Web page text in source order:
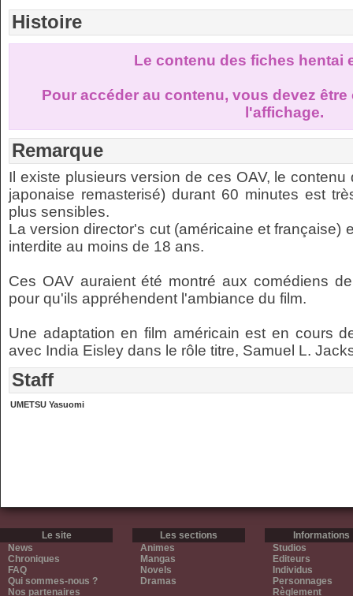
Histoire
Le contenu des fiches hentai
Pour accéder au contenu, vous devez
l'affichage.
Remarque
Il existe plusieurs version de ces OAV, le
japonaise remasterisé) durant 60 minutes est
plus sensibles.
La version director's cut (américaine et française)
interdite au moins de 18 ans.
Ces OAV auraient été montré aux comédiens
pour qu'ils appréhendent l'ambiance du film.
Une adaptation en film américain est en cours
avec India Eisley dans le rôle titre, Samuel L.
Staff
UMETSU Yasuomi
Le site
News
Chroniques
FAQ
Qui sommes-nous ?
Nos partenaires
Les sections
Animes
Mangas
Novels
Dramas
Informations
Studios
Editeurs
Individus
Personnages
Règlement